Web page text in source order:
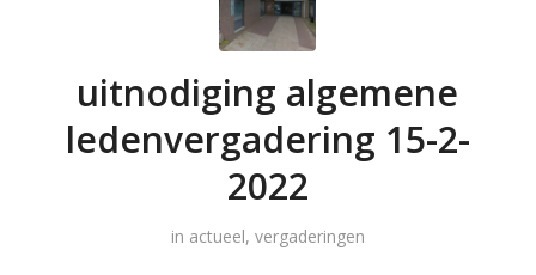
uitnodiging algemene
ledenvergadering 15-2-
2022
in actueel, vergaderingen